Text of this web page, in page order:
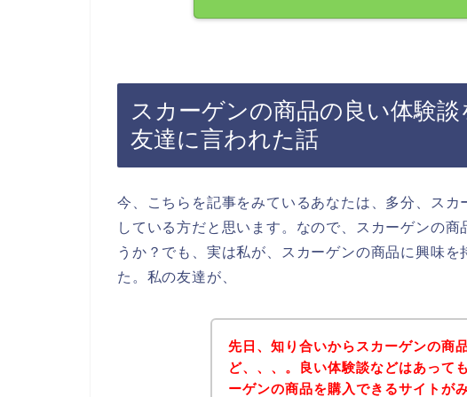
スカーゲンの商品の良い体験
友達に言われた話
今、こちらを記事をみているあなたは、多分、ス
している方だと思います。なので、スカーゲンの
うか？でも、実は私が、スカーゲンの商品に興味
た。私の友達が、
先日、知り合いからスカーゲンの商
ど、、、。良い体験談などはあって
ーゲンの商品を購入できるサイトが